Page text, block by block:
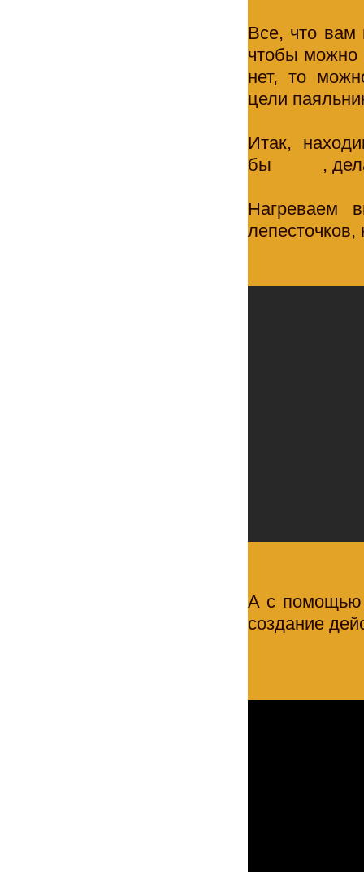
Все, что вам
чтобы можно
нет, то
цели
Итак,
бы
,
Нагреваем
лепесточков,
А с помощью
создание